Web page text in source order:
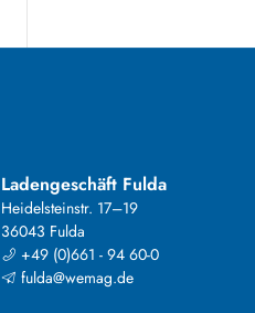
Ladengeschäft Fulda
Heidelsteinstr. 17–19
36043 Fulda
+49 (0)661 - 94 60-0
fulda@wemag.de